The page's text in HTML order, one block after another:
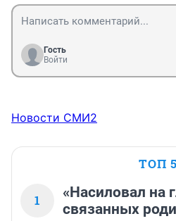
Гость
Войти
Новости СМИ2
ТОП 5
1
«Насиловал на
связанных